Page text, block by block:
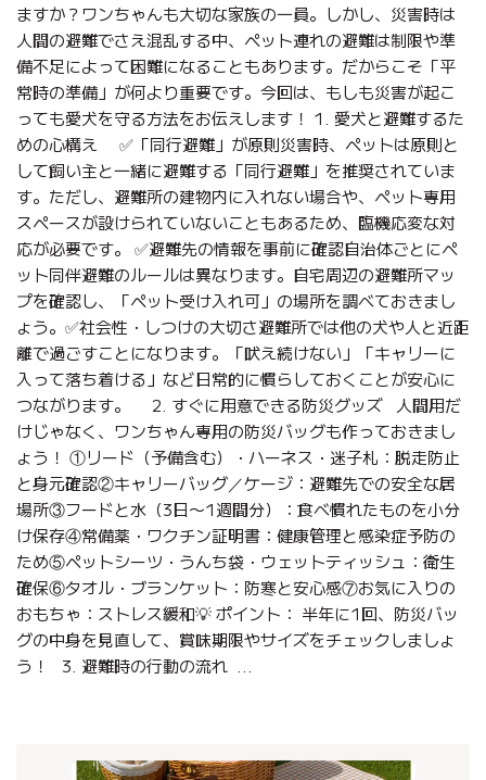
ますか？ワンちゃんも大切な家族の一員。しかし、災害時は
人間の避難でさえ混乱する中、ペット連れの避難は制限や準
備不足によって困難になることもあります。だからこそ「平
常時の準備」が何より重要です。今回は、もしも災害が起こ
っても愛犬を守る方法をお伝えします！ 1. 愛犬と避難するた
めの心構え ✅「同行避難」が原則災害時、ペットは原則と
して飼い主と一緒に避難する「同行避難」を推奨されていま
す。ただし、避難所の建物内に入れない場合や、ペット専用
スペースが設けられていないこともあるため、臨機応変な対
応が必要です。 ✅避難先の情報を事前に確認自治体ごとにペ
ット同伴避難のルールは異なります。自宅周辺の避難所マッ
プを確認し、「ペット受け入れ可」の場所を調べておきまし
ょう。✅社会性・しつけの大切さ避難所では他の犬や人と近距
離で過ごすことになります。「吠え続けない」「キャリーに
入って落ち着ける」など日常的に慣らしておくことが安心に
つながります。 2. すぐに用意できる防災グッズ 人間用だ
けじゃなく、ワンちゃん専用の防災バッグも作っておきまし
ょう！ ①リード（予備含む）・ハーネス・迷子札：脱走防止
と身元確認②キャリーバッグ／ケージ：避難先での安全な居
場所③フードと水（3日〜1週間分）：食べ慣れたものを小分
け保存④常備薬・ワクチン証明書：健康管理と感染症予防の
ため⑤ペットシーツ・うんち袋・ウェットティッシュ：衛生
確保⑥タオル・ブランケット：防寒と安心感⑦お気に入りの
おもちゃ：ストレス緩和💡 ポイント： 半年に1回、防災バッ
グの中身を見直して、賞味期限やサイズをチェックしましょ
う！ 3. 避難時の行動の流れ ...